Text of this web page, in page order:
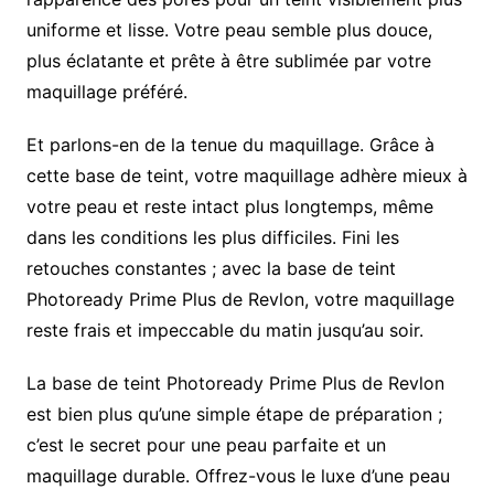
uniforme et lisse. Votre peau semble plus douce,
plus éclatante et prête à être sublimée par votre
maquillage préféré.
Et parlons-en de la tenue du maquillage. Grâce à
cette base de teint, votre maquillage adhère mieux à
votre peau et reste intact plus longtemps, même
dans les conditions les plus difficiles. Fini les
retouches constantes ; avec la base de teint
Photoready Prime Plus de Revlon, votre maquillage
reste frais et impeccable du matin jusqu’au soir.
La base de teint Photoready Prime Plus de Revlon
est bien plus qu’une simple étape de préparation ;
c’est le secret pour une peau parfaite et un
maquillage durable. Offrez-vous le luxe d’une peau